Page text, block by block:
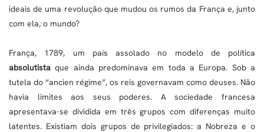
ideais de uma revolução que mudou os rumos da França e, junto
com ela, o mundo?
França, 1789, um país assolado no modelo de política
absolutista que ainda predominava em toda a Europa. Sob a
tutela do “ancien régime”, os reis governavam como deuses. Não
havia limites aos seus poderes. A sociedade francesa
apresentava-se dividida em três grupos com diferenças muito
latentes. Existiam dois grupos de privilegiados: a Nobreza e o